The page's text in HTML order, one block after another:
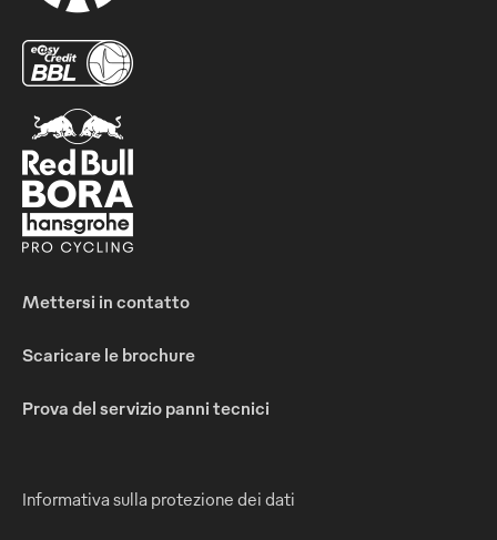
Mettersi in contatto
Scaricare le brochure
Prova del servizio panni tecnici
Informativa sulla protezione dei dati